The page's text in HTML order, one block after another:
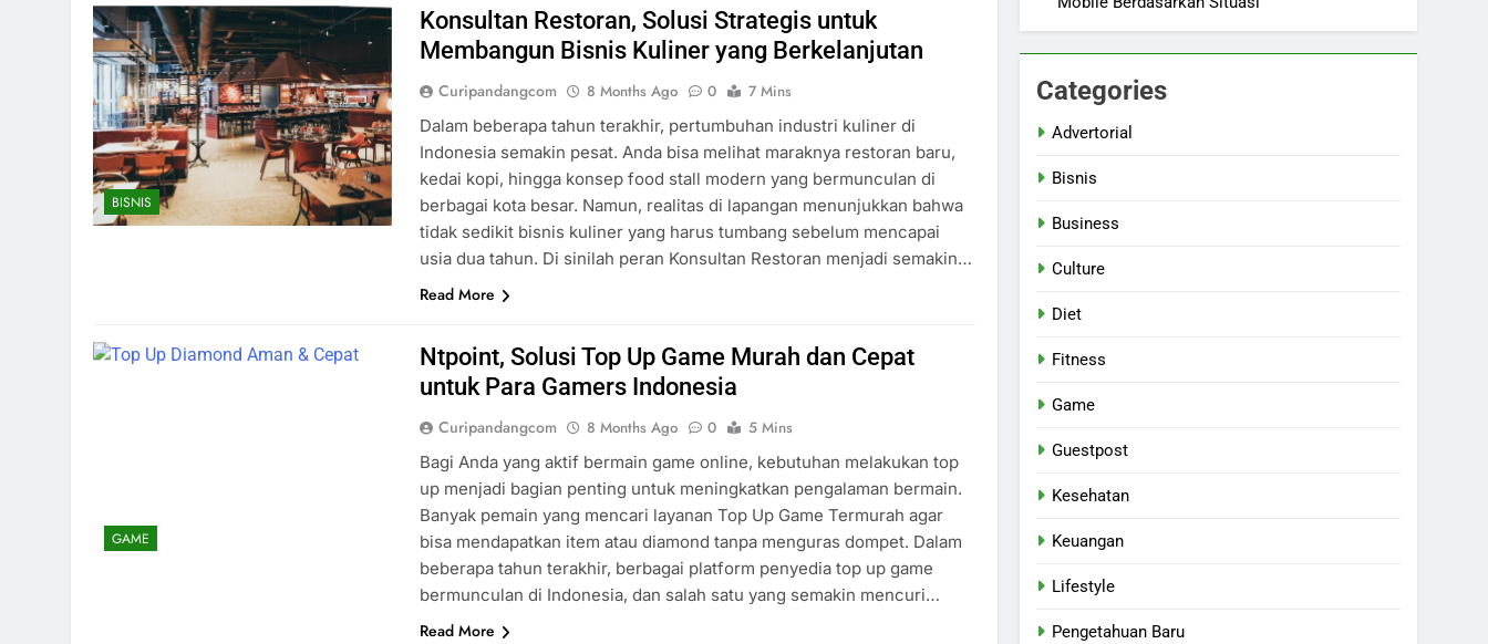
BISNIS
Konsultan Restoran, Solusi Strategis untuk
Membangun Bisnis Kuliner yang Berkelanjutan
Curipandangcom 8 Months Ago 0
7 Mins
Dalam beberapa tahun terakhir, pertumbuhan industri kuliner di
Indonesia semakin pesat. Anda bisa melihat maraknya restoran baru,
kedai kopi, hingga konsep food stall modern yang bermunculan di
berbagai kota besar. Namun, realitas di lapangan menunjukkan bahwa
tidak sedikit bisnis kuliner yang harus tumbang sebelum mencapai
usia dua tahun. Di sinilah peran Konsultan Restoran menjadi semakin…
Read More
GAME
Ntpoint, Solusi Top Up Game Murah dan Cepat
untuk Para Gamers Indonesia
Curipandangcom 8 Months Ago 0
5 Mins
Bagi Anda yang aktif bermain game online, kebutuhan melakukan top
up menjadi bagian penting untuk meningkatkan pengalaman bermain.
Banyak pemain yang mencari layanan Top Up Game Termurah agar
bisa mendapatkan item atau diamond tanpa menguras dompet. Dalam
beberapa tahun terakhir, berbagai platform penyedia top up game
bermunculan di Indonesia, dan salah satu yang semakin mencuri…
Read More
Categories
Advertorial
Bisnis
Business
Culture
Diet
Fitness
Game
Guestpost
Kesehatan
Keuangan
Lifestyle
Pengetahuan Baru